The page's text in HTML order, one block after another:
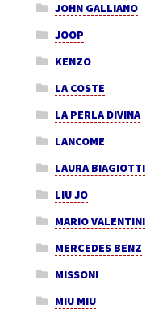
JOHN GALLIANO
JOOP
KENZO
LA COSTE
LA PERLA DIVINA
LANCOME
LAURA BIAGIOTTI
LIU JO
MARIO VALENTINI
MERCEDES BENZ
MISSONI
MIU MIU